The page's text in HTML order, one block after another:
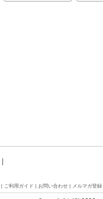
| ご利用ガイド | お問い合わせ | メルマガ登録